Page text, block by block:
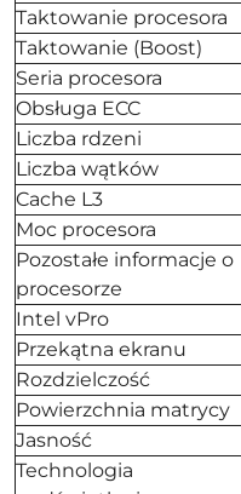
Taktowanie procesora
Taktowanie (Boost)
Seria procesora
Obsługa ECC
Liczba rdzeni
Liczba wątków
Cache L3
Moc procesora
Pozostałe informacje o
procesorze
Intel vPro
Przekątna ekranu
Rozdzielczość
Powierzchnia matrycy
Jasność
Technologia